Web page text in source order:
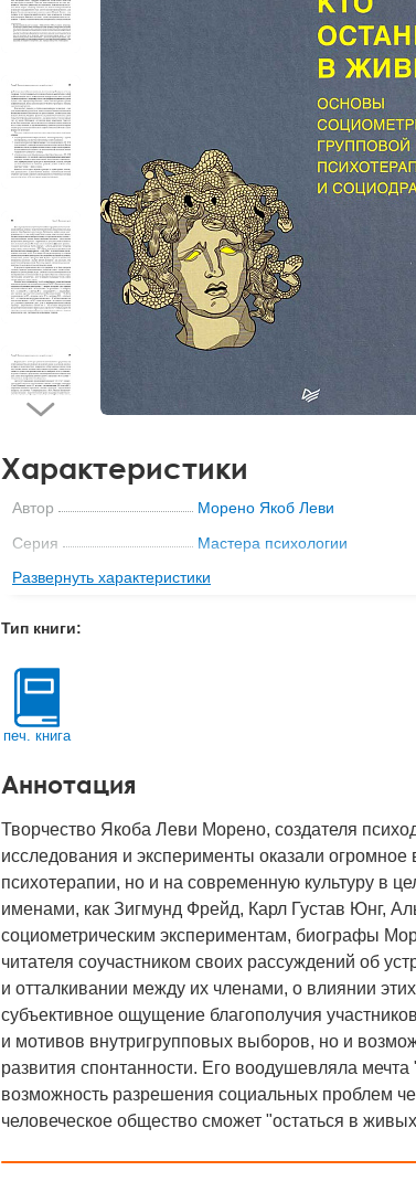
Характеристики
Автор
Морено Якоб Леви
Серия
Мастера психологии
Издательство
Питер
Тип обложки
Кол-во стр
ISBN
Код
30649
Развернуть характеристики
Тип книги:
печ. книга
Аннотация
Творчество Якоба Леви Морено, создателя
исследования и эксперименты оказали огромное
психотерапии, но и на современную культуру в
именами, как Зигмунд Фрейд, Карл Густав Юнг,
социометрическим экспериментам, биографы
читателя соучастником своих рассуждений об
и отталкивании между их членами, о влиянии
субъективное ощущение благополучия
и мотивов внутригрупповых выборов, но и
развития спонтанности. Его воодушевляла
возможность разрешения социальных проблем
человеческое общество сможет "остаться в